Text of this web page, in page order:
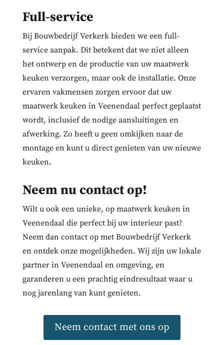
Full-service
Bij Bouwbedrijf Verkerk bieden we een full-
service aanpak. Dit betekent dat we niet alleen
het ontwerp en de productie van uw maatwerk
keuken verzorgen, maar ook de installatie. Onze
ervaren vakmensen zorgen ervoor dat uw
maatwerk keuken in Veenendaal perfect geplaatst
wordt, inclusief de nodige aansluitingen en
afwerking. Zo heeft u geen omkijken naar de
montage en kunt u direct genieten van uw nieuwe
keuken.
Neem nu contact op!
Wilt u ook een unieke, op maatwerk keuken in
Veenendaal die perfect bij uw interieur past?
Neem dan contact op met Bouwbedrijf Verkerk
en ontdek onze mogelijkheden. Wij zijn uw lokale
partner in Veenendaal en omgeving, en
garanderen u een prachtig eindresultaat waar u
nog jarenlang van kunt genieten.
Neem contact met ons op